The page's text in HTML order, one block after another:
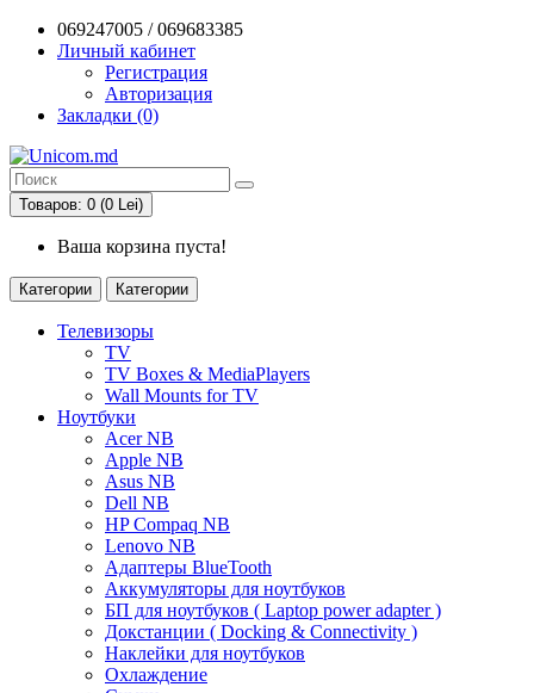
069247005 / 069683385
Личный кабинет
Регистрация
Авторизация
Закладки (0)
Товаров: 0 (0 Lei)
Ваша корзина пуста!
Категории Категории
Телевизоры
TV
TV Boxes & MediaPlayers
Wall Mounts for TV
Ноутбуки
Acer NB
Apple NB
Asus NB
Dell NB
HP Compaq NB
Lenovo NB
Адаптеры BlueTooth
Аккумуляторы для ноутбуков
БП для ноутбуков ( Laptop power adapter )
Докстанции ( Docking & Connectivity )
Наклейки для ноутбуков
Охлаждение